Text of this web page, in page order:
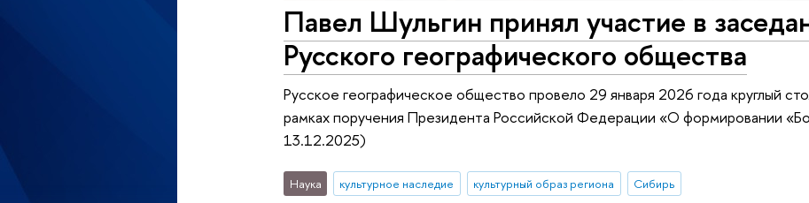
Павел Шульгин принял участие в
Русского географического общества
Русское географическое общество провело 29 января 2026 года круглый
рамках поручения Президента Российской Федерации «О формировании
13.12.2025)
Наука культурное наследие культурный образ региона Сибирь